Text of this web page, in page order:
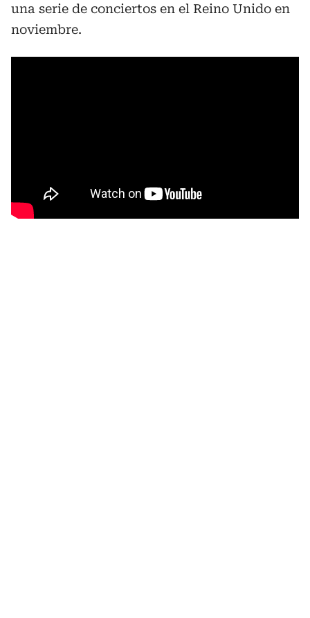
una serie de conciertos en el Reino Unido en
noviembre.